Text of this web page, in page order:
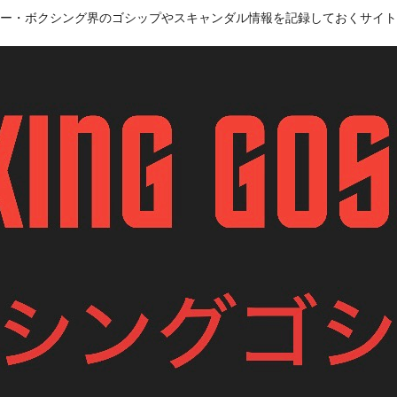
・ボクシング界のゴシップやスキャンダル情報を記録しておくサイ